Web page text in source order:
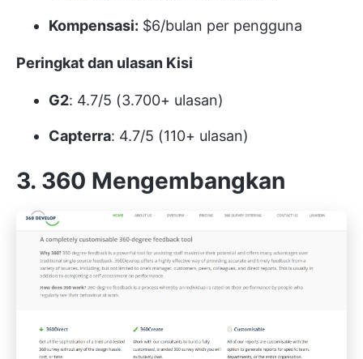
Kompensasi: $6/bulan per pengguna
Peringkat dan ulasan Kisi
G2: 4.7/5 (3.700+ ulasan)
Capterra: 4.7/5 (110+ ulasan)
3. 360 Mengembangkan